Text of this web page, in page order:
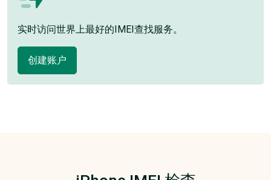
实时访问世界上最好的IMEI查找服务。
创建账户